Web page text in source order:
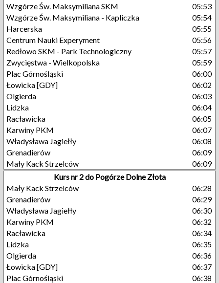
Wzgórze Św. Maksymiliana SKM
05:53
Wzgórze Św. Maksymiliana - Kapliczka
05:54
Harcerska
05:55
Centrum Nauki Experyment
05:56
Redłowo SKM - Park Technologiczny
05:57
Zwycięstwa - Wielkopolska
05:59
Plac Górnośląski
06:00
Łowicka [GDY]
06:02
Olgierda
06:03
Lidzka
06:04
Racławicka
06:05
Karwiny PKM
06:07
Władysława Jagiełły
06:08
Grenadierów
06:09
Mały Kack Strzelców
06:09
Kurs nr 2 do Pogórze Dolne Złota
Mały Kack Strzelców
06:28
Grenadierów
06:29
Władysława Jagiełły
06:30
Karwiny PKM
06:32
Racławicka
06:34
Lidzka
06:35
Olgierda
06:36
Łowicka [GDY]
06:37
Plac Górnośląski
06:38